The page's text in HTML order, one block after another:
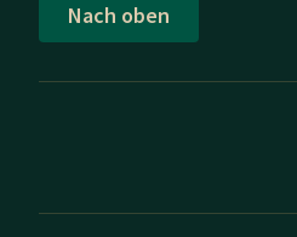
Nach oben